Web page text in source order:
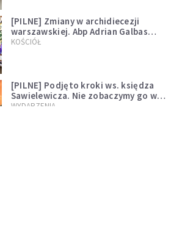
[PILNE] Zmiany w archidiecezji
warszawskiej. Abp Adrian Galbas
wręczył dekrety nowym proboszczom
KOŚCIÓŁ
[PILNE] Podjęto kroki ws. księdza
Sawielewicza. Nie zobaczymy go w
mediach
WYDARZENIA